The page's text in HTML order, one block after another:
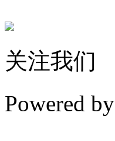
关注我们
Powered by